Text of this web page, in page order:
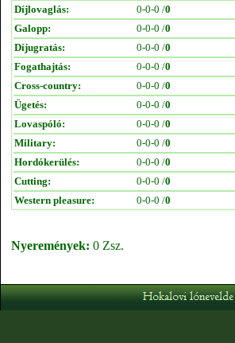
Díjlovaglás:
0-0-0 /0
Galopp:
0-0-0 /0
Díjugratás:
0-0-0 /0
Fogathajtás:
0-0-0 /0
Cross-country:
0-0-0 /0
Ügetés:
0-0-0 /0
Lovaspóló:
0-0-0 /0
Military:
0-0-0 /0
Hordókerülés:
0-0-0 /0
Cutting:
0-0-0 /0
Western pleasure:
0-0-0 /0
Nyeremények: 0 Zsz.